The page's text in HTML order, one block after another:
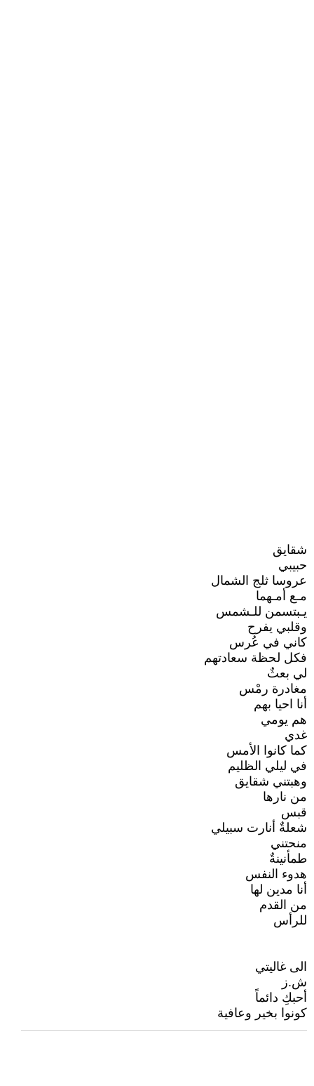
شقايق
حبيبي
عروسا ثلج الشمال
مـع أمـهما
يـبتسمن للـشمس
وقلبي يفرح
كاني في عُرس
فكل لحظة سعادتهم
لي بعثٌ
مغادرة رمْس
أنا احيا بهم
هم يومي
غدي
كما كانوا الأمس
في ليلي الظليم
وهبتني شقايق
من نارها
قبس
شعلةٌ أنارت سبيلي
منحتني
طمأنينةٌ
هدوء النفس
أنا مدين لها
من القدم
للرأس
الى غاليتي
ش.ز
أحبكِ دائماً
كونوا بخير وعافية